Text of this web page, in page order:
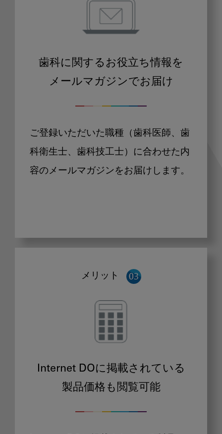
歯科に関するお役立ち情報を
メールマガジンでお届け
ご登録いただいた職種（歯科医師、歯
科衛生士、歯科技工士）に合わせた内
容のメールマガジンをお届けします。
メリット
Internet DOに掲載されている
製品価格も閲覧可能